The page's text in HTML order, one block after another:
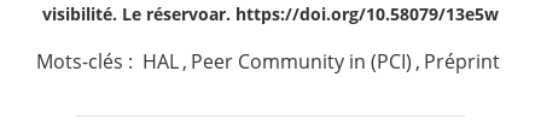
visibilité. Le réservoar. https://doi.org/10.58079/13e5w
Mots-clés : HAL, Peer Community in (PCI) , Préprint